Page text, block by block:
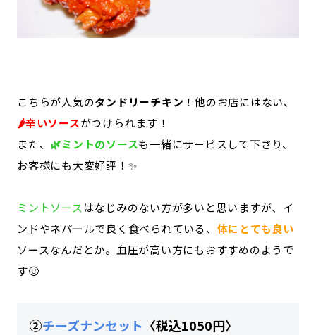
こちらが人気のタンドリーチキン ！他のお店にはない、
🌶️辛いソースがつけられます！
また、 🌿ミントのソースも一緒にサービスして下さり、
お客様にも大変好評！✨
ミントソース はなじみのない方が多いと思いますが、イ
ンドやネパールで良く食べられている、 体にとても良い
ソースなんだとか。血圧が高い方にもおすすめのようで
す🙂
②チーズナンセット 〈税込1050円〉